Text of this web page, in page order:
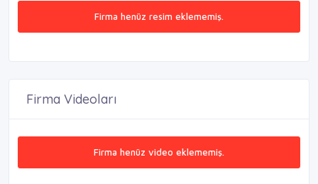
Firma henüz resim eklememiş.
Firma Videoları
Firma henüz video eklememiş.